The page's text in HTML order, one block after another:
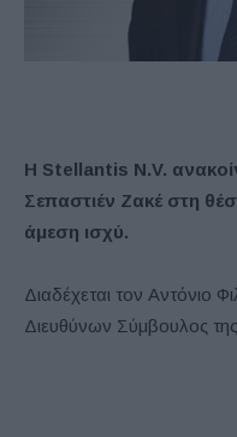
Η Stellantis N.V.
Σεπαστιέν Ζακέ στη
άμεση ισχύ.
Διαδέχεται τον Αντόνιο
Διευθύνων Σύμβουλος της